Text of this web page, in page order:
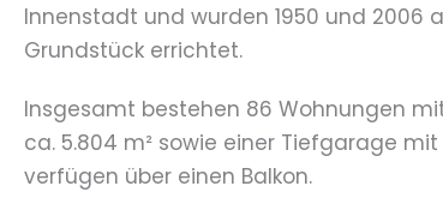
Innenstadt und wurden 1950 und 2006
Grundstück errichtet.
Insgesamt bestehen 86 Wohnungen
ca. 5.804 m² sowie einer Tiefgarage
verfügen über einen Balkon.